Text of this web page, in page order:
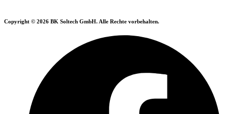
Copyright © 2026 BK Soltech GmbH. Alle Rechte vorbehalten.